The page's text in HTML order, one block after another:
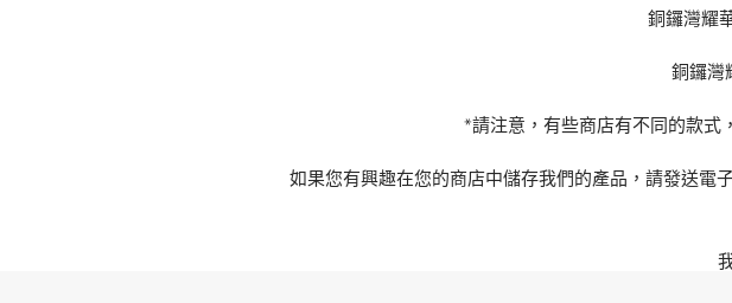
銅鑼灣耀
銅鑼灣
*請注意，有些商店有不同的款式
如果您有興趣在您的商店中儲存我們的產品，請發送電